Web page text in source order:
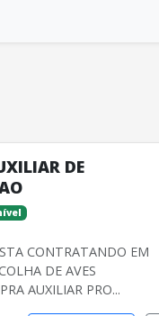
DE
CONTRATANDO EM
DE AVES
AUXILIAR PRO...